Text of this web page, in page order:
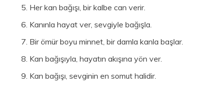
Her kan bağışı, bir kalbe can verir.
Kanınla hayat ver, sevgiyle bağışla.
Bir ömür boyu minnet, bir damla kanla başlar.
Kan bağışıyla, hayatın akışına yön ver.
Kan bağışı, sevginin en somut halidir.